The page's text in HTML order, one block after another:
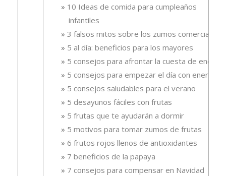
10 Ideas de comida para cumpleaños
infantiles
3 falsos mitos sobre los zumos comerciales
5 al día: beneficios para los mayores
5 consejos para afrontar la cuesta de enero
5 consejos para empezar el día con energía
5 consejos saludables para el verano
5 desayunos fáciles con frutas
5 frutas que te ayudarán a dormir
5 motivos para tomar zumos de frutas
6 frutos rojos llenos de antioxidantes
7 beneficios de la papaya
7 consejos para compensar en Navidad